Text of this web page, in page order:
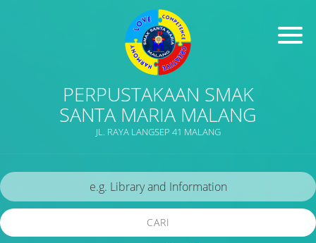
PERPUSTAKAAN SMAK
SANTA MARIA MALANG
JL. RAYA LANGSEP 41 MALANG
CARI